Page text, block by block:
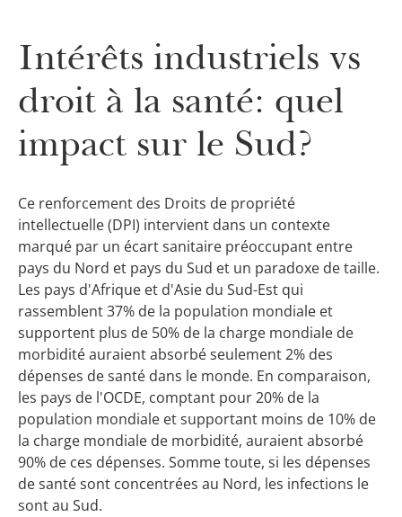
Intérêts industriels vs
droit à la santé: quel
impact sur le Sud?
Ce renforcement des Droits de propriété
intellectuelle (DPI) intervient dans un contexte
marqué par un écart sanitaire préoccupant entre
pays du Nord et pays du Sud et un paradoxe de taille.
Les pays d'Afrique et d'Asie du Sud-Est qui
rassemblent 37% de la population mondiale et
supportent plus de 50% de la charge mondiale de
morbidité auraient absorbé seulement 2% des
dépenses de santé dans le monde. En comparaison,
les pays de l'OCDE, comptant pour 20% de la
population mondiale et supportant moins de 10% de
la charge mondiale de morbidité, auraient absorbé
90% de ces dépenses. Somme toute, si les dépenses
de santé sont concentrées au Nord, les infections le
sont au Sud.